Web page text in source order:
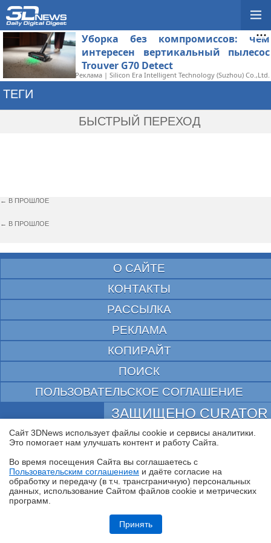
Обзор смартфона TECNO SPARK 50: все тренды разом — чуть
Уборка без компромиссов: чем
интересен вертикальный пылесос
Trouver G70 Detect
Реклама | Silicon Era Intelligent Technology (Suzhou) Co.,Ltd.
ТЕГИ
БЫСТРЫЙ ПЕРЕХОД
← В ПРОШЛОЕ
← В ПРОШЛОЕ
О САЙТЕ
КОНТАКТЫ
РАССЫЛКА
РЕКЛАМА
КОПИРАЙТ
ПОИСК
ПОЛЬЗОВАТЕЛЬСКОЕ СОГЛАШЕНИЕ
ЗАЩИЩЕНО CURATOR
© 1997—2026 Электронное периодическое издание "3ДНьюс" | Свидетельство о
регистрации СМИ Эл ФС 77-22224
массовых коммуникаций и охране культурного наследия
При цитировании документа ссылка на сайт с указанием автора обязательна. Полное
заимствование документа является нарушением
российского и международного законодательства и возможно только с согласия
редакции 3DNews.
Сайт 3DNews использует файлы cookie и сервисы аналитики.
Это помогает нам улучшать контент и работу Cайта.
Во время посещения Cайта вы соглашаетесь с
Пользовательским соглашением и даёте согласие на
обработку и передачу (в т.ч. трансграничную) персональных
данных, использование Cайтом файлов cookie и метрических
программ.
Принять